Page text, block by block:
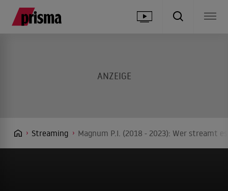
Streaming Magnum P.I. (2018 - 2023): Wer streamt